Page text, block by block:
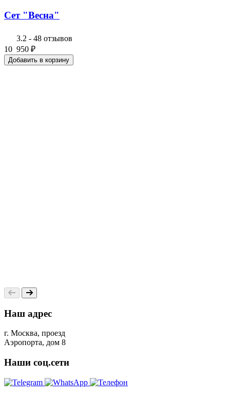
Сет "Весна"
3.2 - 48 отзывов
10 950 ₽
Добавить в корзину
Наш адрес
г. Москва, проезд
Аэропорта, дом 8
Наши соц.сети